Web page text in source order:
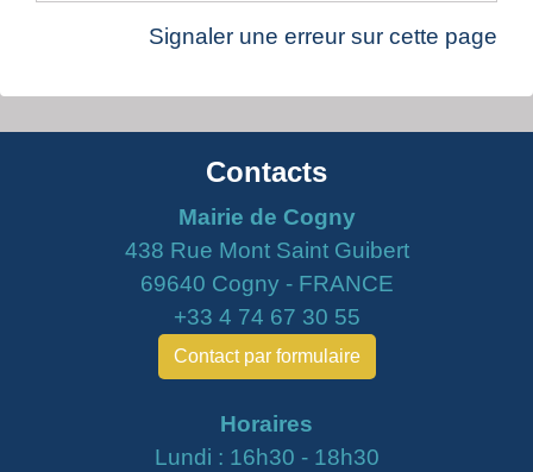
Signaler une erreur sur cette page
Contacts
Mairie de Cogny
438 Rue Mont Saint Guibert
69640 Cogny - FRANCE
+33 4 74 67 30 55
Contact par formulaire
Horaires
Lundi : 16h30 - 18h30